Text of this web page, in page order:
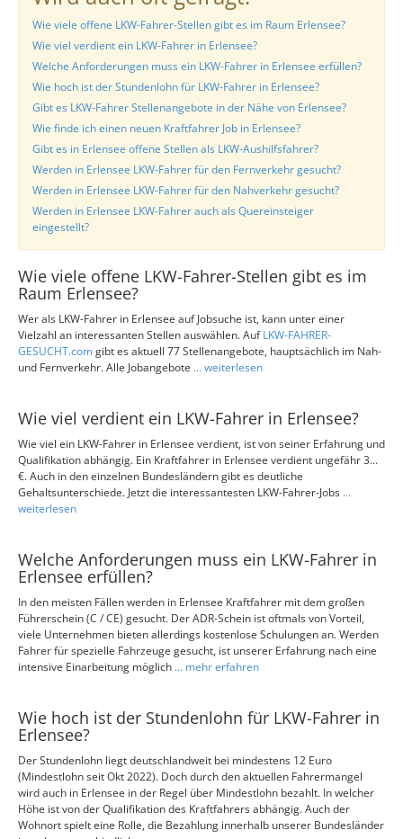
Wie viele offene LKW-Fahrer-Stellen gibt es im Raum Erlensee?
Wie viel verdient ein LKW-Fahrer in Erlensee?
Welche Anforderungen muss ein LKW-Fahrer in Erlensee erfüllen?
Wie hoch ist der Stundenlohn für LKW-Fahrer in Erlensee?
Gibt es LKW-Fahrer Stellenangebote in der Nähe von Erlensee?
Wie finde ich einen neuen Kraftfahrer Job in Erlensee?
Gibt es in Erlensee offene Stellen als LKW-Aushilfsfahrer?
Werden in Erlensee LKW-Fahrer für den Fernverkehr gesucht?
Werden in Erlensee LKW-Fahrer für den Nahverkehr gesucht?
Werden in Erlensee LKW-Fahrer auch als Quereinsteiger
eingestellt?
Wie viele offene LKW-Fahrer-Stellen gibt es im
Raum Erlensee?
Wer als LKW-Fahrer in Erlensee auf Jobsuche ist, kann unter einer
Vielzahl an interessanten Stellen auswählen. AufLKW-FAHRER-
GESUCHT.comgibt es aktuell 77 Stellenangebote, hauptsächlich im Nah-
und Fernverkehr. Alle Jobangebote ... weiterlesen
Wie viel verdient ein LKW-Fahrer in Erlensee?
Wie viel ein LKW-Fahrer in Erlensee verdient, ist von seiner Erfahrung und
Qualifikation abhängig. Ein Kraftfahrer in Erlensee verdient ungefähr 3...
€. Auch in den einzelnen Bundesländern gibt es deutliche
Gehaltsunterschiede. Jetzt die interessantesten LKW-Fahrer-Jobs ...
weiterlesen
Welche Anforderungen muss ein LKW-Fahrer in
Erlensee erfüllen?
In den meisten Fällen werden in Erlensee Kraftfahrer mit dem großen
Führerschein (C / CE) gesucht. Der ADR-Schein ist oftmals von Vorteil,
viele Unternehmen bieten allerdings kostenlose Schulungen an. Werden
Fahrer für spezielle Fahrzeuge gesucht, ist unserer Erfahrung nach eine
intensive Einarbeitung möglich ... mehr erfahren
Wie hoch ist der Stundenlohn für LKW-Fahrer in
Erlensee?
Der Stundenlohn liegt deutschlandweit bei mindestens 12 Euro
(Mindestlohn seit Okt 2022). Doch durch den aktuellen Fahrermangel
wird auch in Erlensee in der Regel über Mindestlohn bezahlt. In welcher
Höhe ist von der Qualifikation des Kraftfahrers abhängig. Auch der
Wohnort spielt eine Rolle, die Bezahlung innerhalb unserer Bundesländer